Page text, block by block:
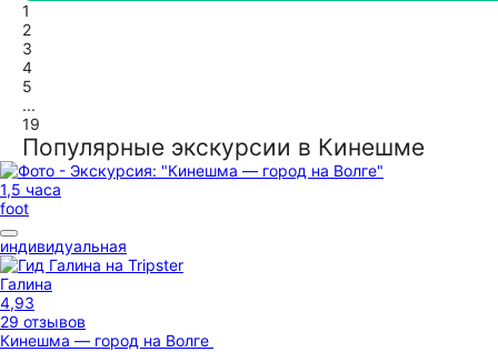
1
2
3
4
5
...
19
Популярные экскурсии в Кинешме
1,5 часа
foot
индивидуальная
Галина
4,93
29 отзывов
Кинешма — город на Волге